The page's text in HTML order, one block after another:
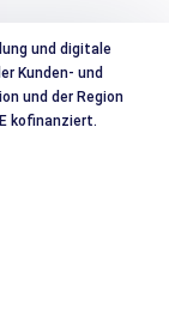
und digitale
Kunden- und
und der Region
kofinanziert.